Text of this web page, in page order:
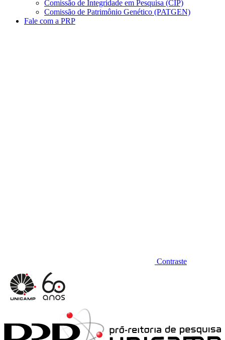
Comissão de Integridade em Pesquisa (CIP)
Comissão de Patrimônio Genético (PATGEN)
Fale com a PRP
Contraste